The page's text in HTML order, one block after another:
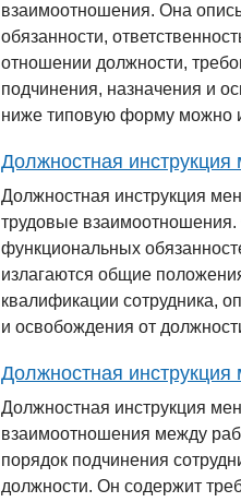
взаимоотношения. Она
обязанности,
отношении должности,
подчинения, назначения и
ниже типовую форму можно
Должностная
Должностная инструкция
трудовые взаимоотношения.
функциональных
излагаются общие
квалификации сотрудника,
и освобождения от
Должностная
Должностная инструкция
взаимоотношения между
порядок подчинения
должности. Он содержит